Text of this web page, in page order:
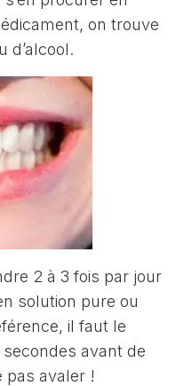
on trouve
d’alcool.
2 à 3 fois par jour
solution pure ou
il faut le
avant de
pas avaler !